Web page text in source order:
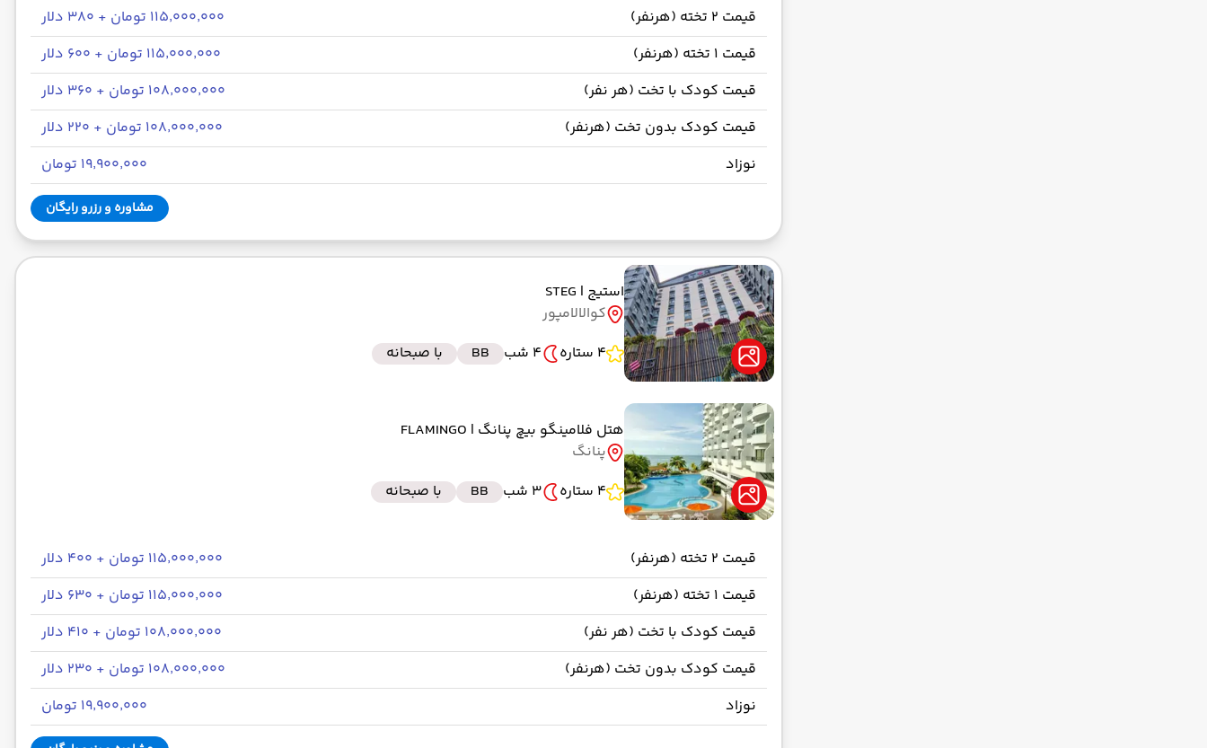
قیمت 2 تخته (هرنفر)
۱۱۵٬۰۰۰٬۰۰۰ تومان + ۳۸۰ دلار
قیمت 1 تخته (هرنفر)
۱۱۵٬۰۰۰٬۰۰۰ تومان + ۶۰۰ دلار
قیمت کودک با تخت (هر نفر)
۱۰۸٬۰۰۰٬۰۰۰ تومان + ۳۶۰ دلار
قیمت کودک بدون تخت (هرنفر)
۱۰۸٬۰۰۰٬۰۰۰ تومان + ۲۲۰ دلار
نوزاد
۱۹٬۹۰۰٬۰۰۰ تومان
مشاوره و رزرو رایگان
استیج | STEG
کوالالامپور
4 ستاره
4 شب BB با صبحانه
هتل فلامینگو بیچ پنانگ | FLAMINGO
پنانگ
4 ستاره
3 شب BB با صبحانه
قیمت 2 تخته (هرنفر)
۱۱۵٬۰۰۰٬۰۰۰ تومان + ۴۰۰ دلار
قیمت 1 تخته (هرنفر)
۱۱۵٬۰۰۰٬۰۰۰ تومان + ۶۳۰ دلار
قیمت کودک با تخت (هر نفر)
۱۰۸٬۰۰۰٬۰۰۰ تومان + ۴۱۰ دلار
قیمت کودک بدون تخت (هرنفر)
۱۰۸٬۰۰۰٬۰۰۰ تومان + ۲۳۰ دلار
نوزاد
۱۹٬۹۰۰٬۰۰۰ تومان